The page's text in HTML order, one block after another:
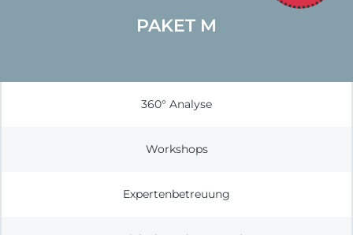
PAKET M
360° Analyse
Workshops
Expertenbetreuung